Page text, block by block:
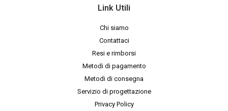
Link Utili
Chi siamo
Contattaci
Resi e rimborsi
Metodi di pagamento
Metodi di consegna
Servizio di progettazione
Privacy Policy